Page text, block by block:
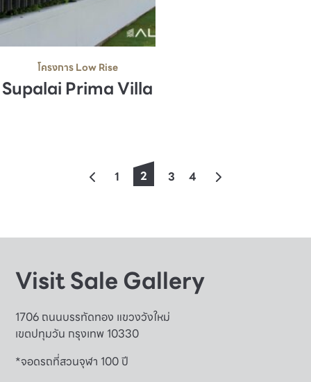
โครงการ Low Rise
Supalai Prima Villa
1 2 3 4
Visit Sale Gallery
1706 ถนนบรรทัดทอง แขวงวังใหม่
เขตปทุมวัน กรุงเทพ 10330
*จอดรถที่สวนจุฬา 100 ปี